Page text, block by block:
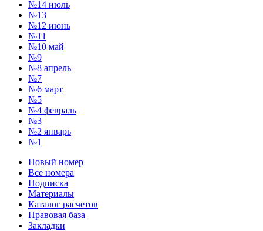
№14 июль
№13
№12 июнь
№11
№10 май
№9
№8 апрель
№7
№6 март
№5
№4 февраль
№3
№2 январь
№1
Новый номер
Все номера
Подписка
Материалы
Каталог расчетов
Правовая база
Закладки